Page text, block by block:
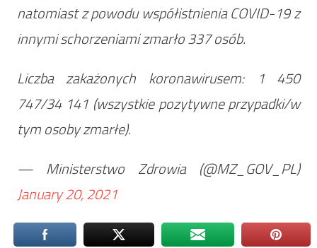
natomiast z powodu współistnienia COVID-19 z
innymi schorzeniami zmarło 337 osób.
Liczba zakażonych koronawirusem: 1 450
747/34 141 (wszystkie pozytywne przypadki/w
tym osoby zmarłe).
— Ministerstwo Zdrowia (@MZ_GOV_PL)
January 20, 2021